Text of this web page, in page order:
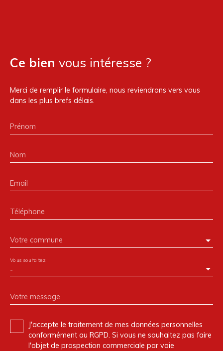
Ce bien vous intéresse ?
Merci de remplir le formulaire, nous reviendrons vers vous
dans les plus brefs délais.
Prénom
Nom
Email
Téléphone
Votre commune
-
Vous souhaitez
Votre message
J'accepte le traitement de mes données personnelles
conformément au RGPD. Si vous ne souhaitez pas faire
l'objet de prospection commerciale par voie